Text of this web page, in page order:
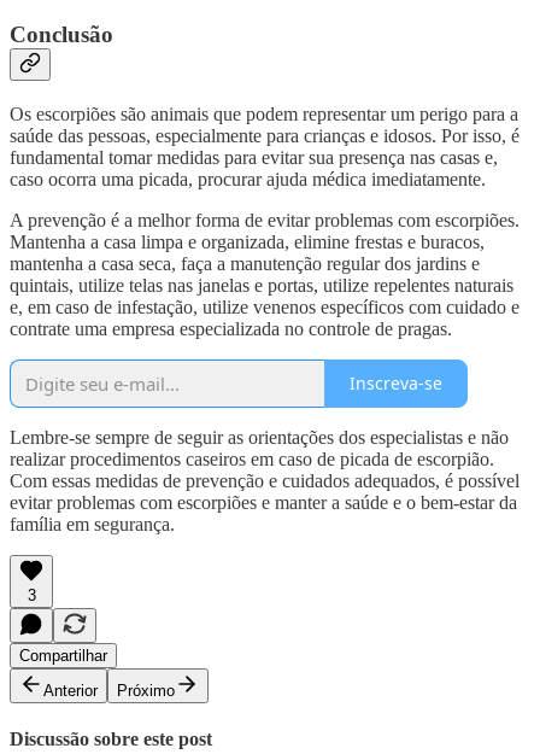
Conclusão
Os escorpiões são animais que podem representar um perigo para a
saúde das pessoas, especialmente para crianças e idosos. Por isso, é
fundamental tomar medidas para evitar sua presença nas casas e,
caso ocorra uma picada, procurar ajuda médica imediatamente.
A prevenção é a melhor forma de evitar problemas com escorpiões.
Mantenha a casa limpa e organizada, elimine frestas e buracos,
mantenha a casa seca, faça a manutenção regular dos jardins e
quintais, utilize telas nas janelas e portas, utilize repelentes naturais
e, em caso de infestação, utilize venenos específicos com cuidado e
contrate uma empresa especializada no controle de pragas.
Inscreva-se
Lembre-se sempre de seguir as orientações dos especialistas e não
realizar procedimentos caseiros em caso de picada de escorpião.
Com essas medidas de prevenção e cuidados adequados, é possível
evitar problemas com escorpiões e manter a saúde e o bem-estar da
família em segurança.
3
Compartilhar
Anterior
Próximo
Discussão sobre este post